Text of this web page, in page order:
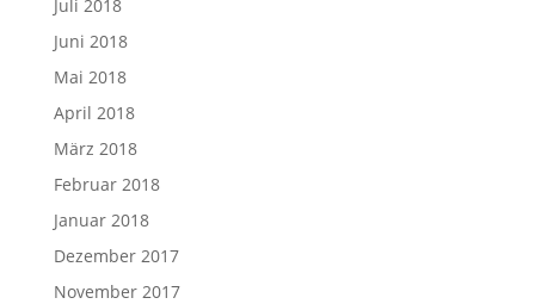
Juli 2018
Juni 2018
Mai 2018
April 2018
März 2018
Februar 2018
Januar 2018
Dezember 2017
November 2017